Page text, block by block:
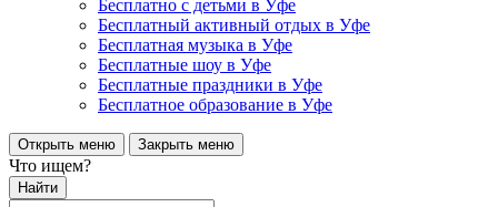
Бесплатно с детьми в Уфе
Бесплатный активный отдых в Уфе
Бесплатная музыка в Уфе
Бесплатные шоу в Уфе
Бесплатные праздники в Уфе
Бесплатное образование в Уфе
Открыть меню Закрыть меню
Что ищем?
Найти